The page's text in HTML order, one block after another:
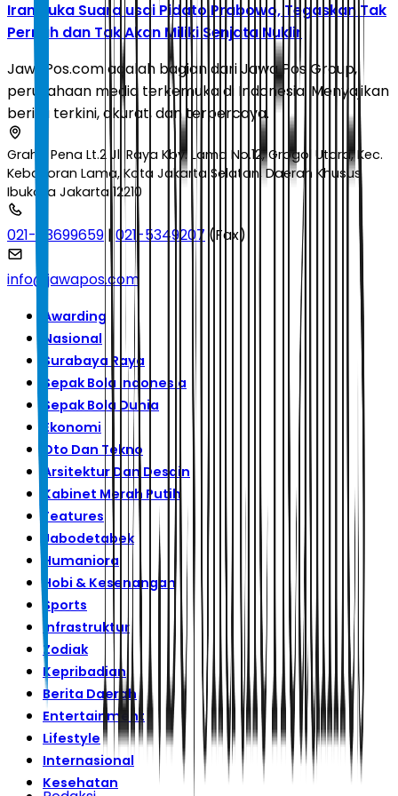
Iran Buka Suara usai Pidato Prabowo, Tegaskan Tak
Pernah dan Tak Akan Miliki Senjata Nuklir
JawaPos.com adalah bagian dari Jawa Pos Group,
perusahaan media terkemuka di Indonesia. Menyajikan
berita terkini, akurat, dan terpercaya.
Graha Pena Lt.2 Jl. Raya Kby. Lama No.12, Grogol Utara, Kec.
Kebayoran Lama, Kota Jakarta Selatan, Daerah Khusus
Ibukota Jakarta 12210
021-53699659 | 021-5349207 (Fax)
info@jawapos.com
Awarding
Nasional
Surabaya Raya
Sepak Bola Indonesia
Sepak Bola Dunia
Ekonomi
Oto Dan Tekno
Arsitektur Dan Desain
Kabinet Merah Putih
Features
Jabodetabek
Humaniora
Hobi & Kesenangan
Sports
Infrastruktur
Zodiak
Kepribadian
Berita Daerah
Entertainment
Lifestyle
Internasional
Kesehatan